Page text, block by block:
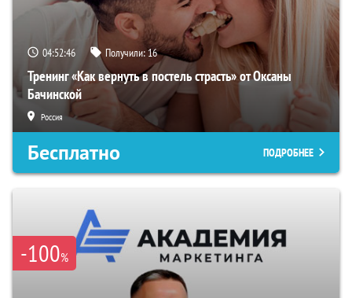
04:52:46 Получили:16
Тренинг «Как вернуть в постель страсть» от Оксаны
Бачинской
Россия
Бесплатно ПОДРОБНЕЕ
-100%